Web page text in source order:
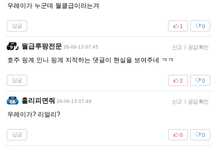
우레이가 누군데 월클급이라는겨
답글 0
1
월급루팡전문 26-06-13 07:45 신고 공감 확인
호주 핑계 인니 핑계 지적하는 댓글이 현실을 보여주네 ㅋㅋ
답글 0
2
홀리피면줘 26-06-13 07:49 신고 공감 확인
우레이가? 리얼리?
답글 0
0